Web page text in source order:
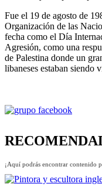
Fue el 19 de agosto de
Organización de las
fecha como el Día
Agresión, como una
de Palestina donde un
libaneses estaban siendo
¡Aquí podrás encontrar contenido